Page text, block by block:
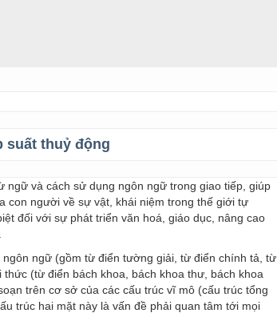
suất thuỷ động
ngữ và cách sử dụng ngôn ngữ trong giao tiếp, giúp
con người về sự vật, khái niệm trong thế giới tự
đối với sự phát triển văn hoá, giáo dục, nâng cao
ngữ (gồm từ điển tường giải, từ điển chính tả, từ
(từ điển bách khoa, bách khoa thư, bách khoa
trên cơ sở của các cấu trúc vĩ mô (cấu trúc tổng
trúc hai mặt này là vấn đề phải quan tâm tới mọi